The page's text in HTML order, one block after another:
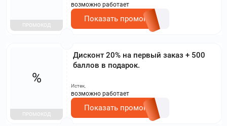
ПРОМОКОД
возможно работает
Показать промокод
Дисконт 20% на первый заказ + 500
баллов в подарок.
%
ПРОМОКОД
Истек,
возможно работает
Показать промокод